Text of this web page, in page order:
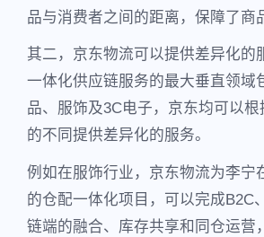
品与消费者之间的距离，保障了商
其二，京东物流可以提供差异化的
一体化供应链服务的最大垂直领域
品、服饰及3C电子，京东均可以
的不同提供差异化的服务。
例如在服饰行业，京东物流为李宁
的仓配一体化项目，可以完成B2C
链端的融合、库存共享和同仓运营